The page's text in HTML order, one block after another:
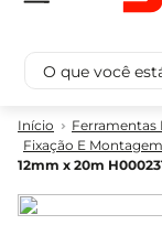
O que você
Ferramentas
Fixação E Montagem
12mm x 20m
Termos mais
1º
cabo
2º
luminaria